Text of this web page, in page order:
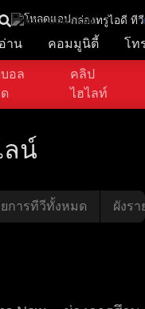
โหลดแอปกล่องทรูไอดี ทีวี
อ่าน คอมมูนิตี้ โท
อล
คลิป
ไฮไลท์
น์
ยการทีวีทั้งหมด ผังร